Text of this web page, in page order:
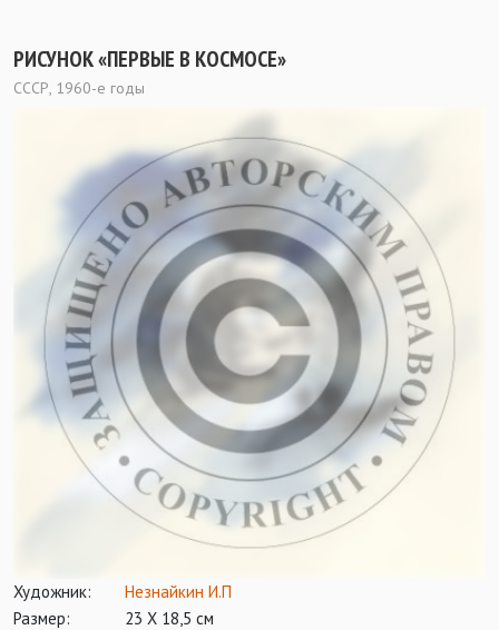
РИСУНОК «ПЕРВЫЕ В КОСМОСЕ»
СССР, 1960-е годы
Художник:
Незнайкин И.П
Размер:
23 Х 18,5 см